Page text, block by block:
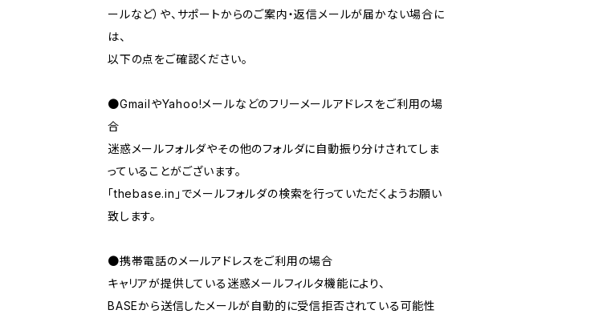
ールなど）や、サポートからのご案内・返信メールが届かない場合に
は、
以下の点をご確認ください。
●GmailやYahoo!メールなどのフリーメールアドレスをご利用の場
合
迷惑メールフォルダやその他のフォルダに自動振り分けされてしま
っていることがございます。
「thebase.in」でメールフォルダの検索を行っていただくようお願い
致します。
●携帯電話のメールアドレスをご利用の場合
キャリアが提供している迷惑メールフィルタ機能により、
BASEから送信したメールが自動的に受信拒否されている可能性